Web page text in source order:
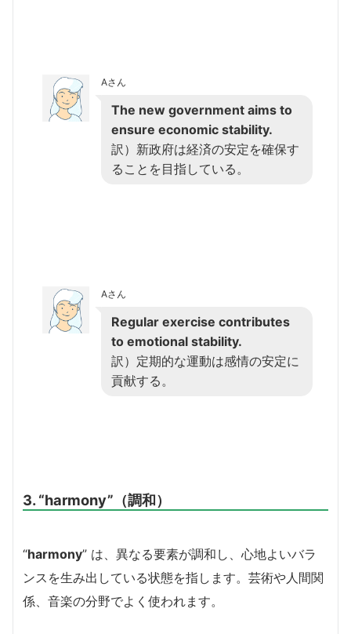
Aさん
The new government aims to
ensure economic stability.
訳）新政府は経済の安定を確保す
ることを目指している。
Aさん
Regular exercise contributes
to emotional stability.
訳）定期的な運動は感情の安定に
貢献する。
3. “harmony”（調和）
“harmony” は、異なる要素が調和し、心地よいバラ
ンスを生み出している状態を指します。芸術や人間関
係、音楽の分野でよく使われます。